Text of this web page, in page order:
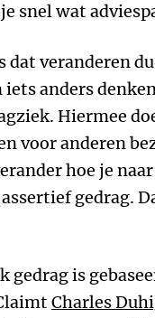
snel wat
dat veranderen
iets anders
Hiermee
voor anderen
hoe je
gedrag.
gedrag is
Charles